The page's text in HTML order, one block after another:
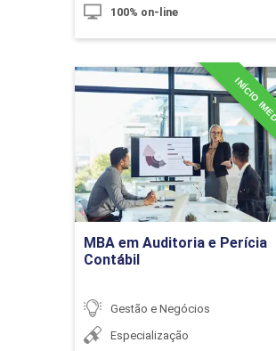
Gestão de Suprimentos -
10h
Fundamentos do Marketing
100% on-line
MBA em Auditoria e Perícia
Contábil
INÍCIO
Gestão e Negócios
Especialização
MBA em Auditoria e
Detalhes do curso
Ir para Inscrição